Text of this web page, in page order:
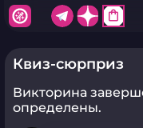
shopping_bag
Квиз-сюрприз
Викторина
определены.